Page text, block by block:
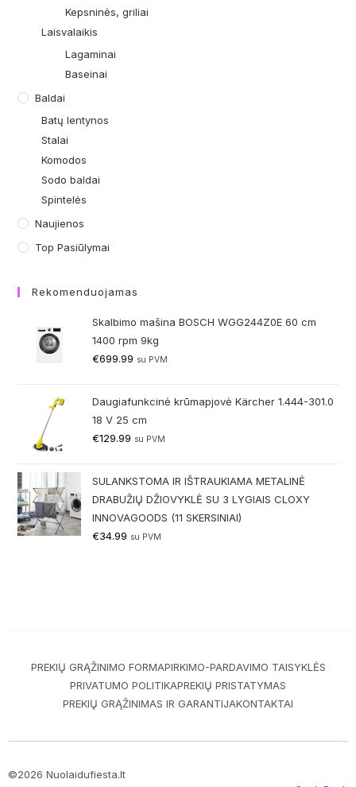
Kepsninės, griliai
Laisvalaikis
Lagaminai
Baseinai
Baldai
Batų lentynos
Stalai
Komodos
Sodo baldai
Spintelės
Naujienos
Top Pasiūlymai
Rekomenduojamas
Skalbimo mašina BOSCH WGG244Z0E 60 cm
1400 rpm 9kg
€699.99 su PVM
Daugiafunkcinė krūmapjovė Kärcher 1.444-301.0
18 V 25 cm
€129.99 su PVM
SULANKSTOMA IR IŠTRAUKIAMA METALINĖ
DRABUŽIŲ DŽIOVYKLĖ SU 3 LYGIAIS CLOXY
INNOVAGOODS (11 SKERSINIAI)
€34.99 su PVM
PREKIŲ GRĄŽINIMO FORMAPIRKIMO-PARDAVIMO TAISYKLĖS
PRIVATUMO POLITIKAPREKIŲ PRISTATYMAS
PREKIŲ GRĄŽINIMAS IR GARANTIJAKONTAKTAI
©2026 Nuolaidufiesta.lt